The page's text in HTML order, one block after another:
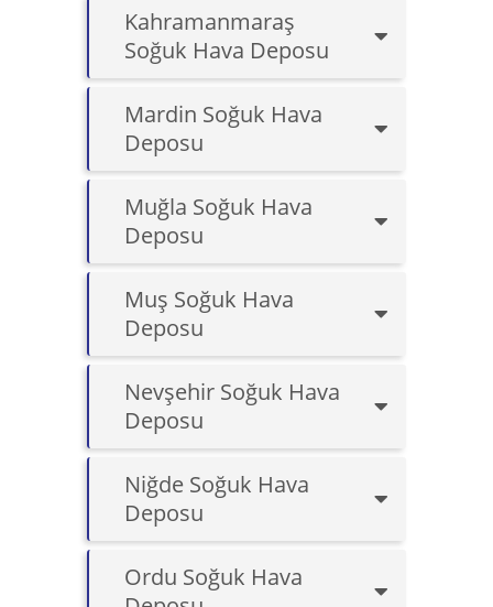
Kahramanmaraş
Soğuk Hava Deposu
Mardin Soğuk Hava
Deposu
Muğla Soğuk Hava
Deposu
Muş Soğuk Hava
Deposu
Nevşehir Soğuk Hava
Deposu
Niğde Soğuk Hava
Deposu
Ordu Soğuk Hava